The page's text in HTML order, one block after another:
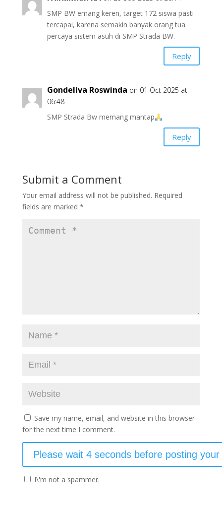
SMP BW emang keren, target 172 siswa pasti
tercapai, karena semakin banyak orang tua
percaya sistem asuh di SMP Strada BW.
Reply
Gondeliva Roswinda on 01 Oct 2025 at
06:48
SMP Strada Bw memang mantap
Reply
Submit a Comment
Your email address will not be published. Required
fields are marked *
Save my name, email, and website in this browser
for the next time I comment.
I\'m not a spammer.